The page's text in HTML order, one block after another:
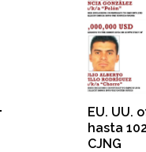
EU. UU.
hasta
CJNG